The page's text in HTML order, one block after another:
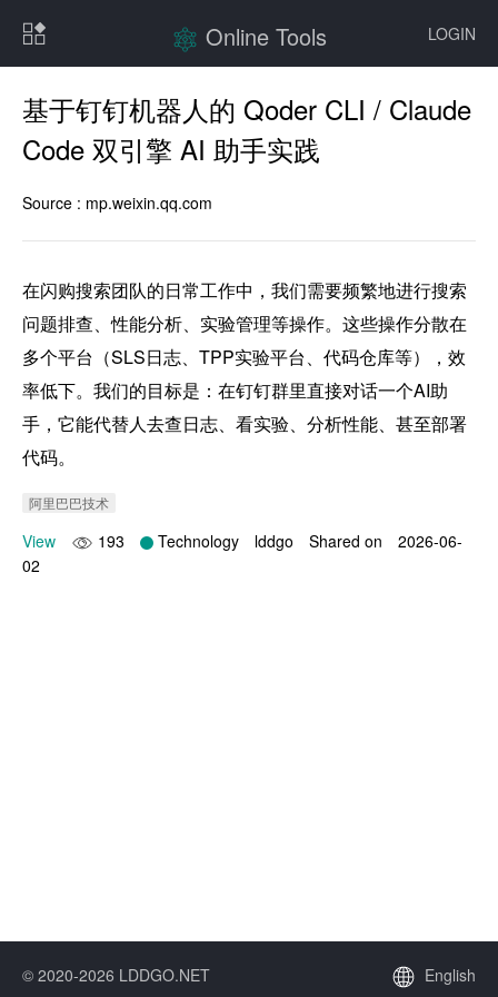
LOGIN
Online Tools
基于钉钉机器人的 Qoder CLI / Claude
Code 双引擎 AI 助手实践
Source : mp.weixin.qq.com
在闪购搜索团队的日常工作中，我们需要频繁地进行搜索
问题排查、性能分析、实验管理等操作。这些操作分散在
多个平台（SLS日志、TPP实验平台、代码仓库等），效
率低下。我们的目标是：在钉钉群里直接对话一个AI助
手，它能代替人去查日志、看实验、分析性能、甚至部署
代码。
阿里巴巴技术
View 193 Technology lddgo Shared on
2026-06-
02
© 2020-2026 LDDGO.NET English